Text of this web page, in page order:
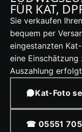
FÜR KAT,
Sie verkaufen
bequem per
eingestanzten
eine Einschätzung
Auszahlung
Kat-Foto
☎ 05551